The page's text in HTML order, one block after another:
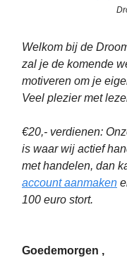
Welkom bij de
zal je de komende
motiveren om je
Veel plezier met
€20,- verdienen:
is waar wij actief
met handelen, dan
account aanmaken
100 euro stort.
Goedemorgen ,